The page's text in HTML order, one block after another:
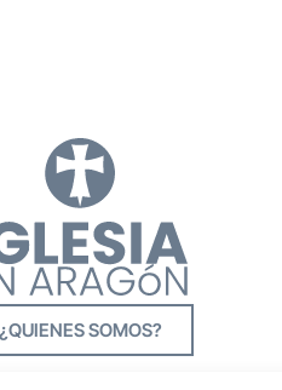
¿QUIENES SOMOS?